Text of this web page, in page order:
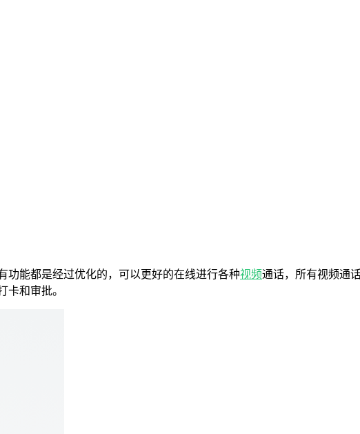
功能都是经过优化的，可以更好的在线进行各种视频通话，所有视频通
卡和审批。